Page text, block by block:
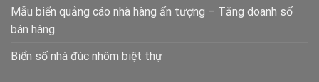
Mẫu biển quảng cáo nhà hàng ấn tượng – Tăng doanh số
bán hàng
Biển số nhà đúc nhôm biệt thự